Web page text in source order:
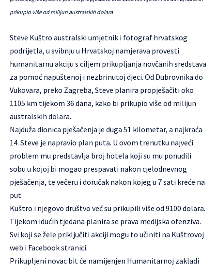
prikupio više od milijun australskih dolara
Steve Kuštro australski umjetnik i fotograf hrvatskog
podrijetla, u svibnju u Hrvatskoj namjerava provesti
humanitarnu akciju s ciljem prikupljanja novčanih sredstava
za pomoć napuštenoj i nezbrinutoj djeci. Od Dubrovnika do
Vukovara, preko Zagreba, Steve planira propješačiti oko
1105 km tijekom 36 dana, kako bi prikupio više od milijun
australskih dolara.
Najduža dionica pješačenja je duga 51 kilometar, a najkraća
14. Steve je napravio plan puta. U ovom trenutku najveći
problem mu predstavlja broj hotela koji su mu ponudili
sobu u kojoj bi mogao prespavati nakon cjelodnevnog
pješačenja, te večeru i doručak nakon kojeg u 7 sati kreće na
put.
Kuštro i njegovo društvo već su prikupili više od 9100 dolara.
Tijekom idućih tjedana planira se prava medijska ofenziva.
Svi koji se žele priključiti akciji mogu to učiniti na Kuštrovoj
web i Facebook stranici.
Prikupljeni novac bit će namijenjen Humanitarnoj zakladi